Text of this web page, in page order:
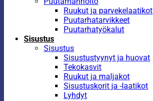
Ruukut ja parvekelaatikot
Puutarhatarvikkeet
Puutarhatyökalut
Sisustus
Sisustus
Sisustustyynyt ja huovat
Tekokasvit
Ruukut ja maljakot
Sisustuskorit ja -laatikot
Lyhdyt